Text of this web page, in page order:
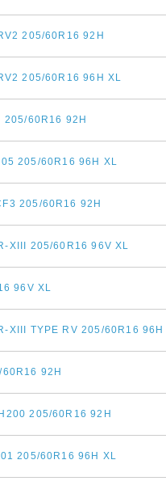
205/60R16 92H
205/60R16 96H XL
205/60R16 92H
205/60R16 96H XL
205/60R16 92H
XIII 205/60R16 96V XL
96V XL
XIII TYPE RV 205/60R16 96H
60R16 92H
205/60R16 92H
205/60R16 96H XL